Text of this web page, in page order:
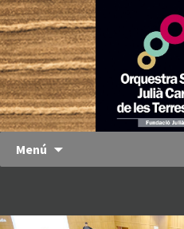
OJC
Orquestra
Simfònica
Julià
Carbonell
de les
Terres de
Lleida
Menú